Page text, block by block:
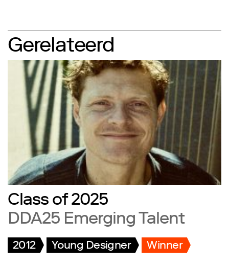
Gerelateerd
Class of 2025
DDA25 Emerging Talent
2012 Young Designer Winner